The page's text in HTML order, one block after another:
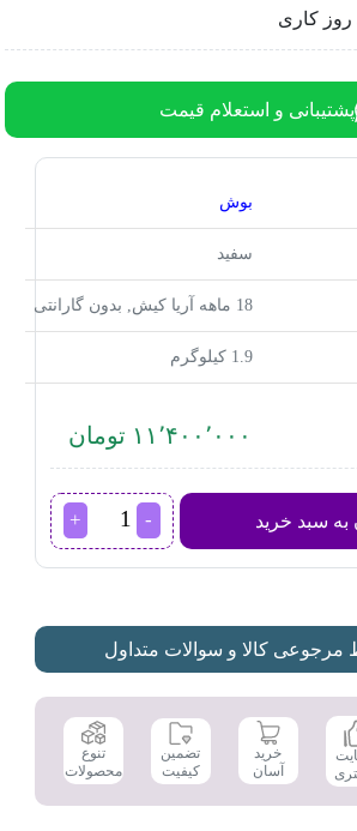
و استعلام قیمت
بوش
سفید
18 ماهه آریا کیش, بدون گارانتی
1.9 کیلوگرم
۱۱٬۴۰۰٬۰۰۰ تومان
سبد خرید
همزن
کاسه
عدد
کالا و سوالات متداول
خرید
آسان
تضمین
کیفیت
تنوع
محصولات